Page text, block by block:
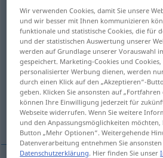
herb
Übersicht aller Übersetzungen
(Für mehr Details die Übersetzung
wrang, bitter, droog, sec,
stug, zuur
koel
Wir verwenden Cookies, damit Sie unsere
und wir besser mit Ihnen kommunizieren
funktionale und statistische Cookies, die für
und der statistischen Auswertung unserer
werden auf Grundlage unserer Vorauswahl
gespeichert. Marketing-Cookies und
personalisierter Werbung dienen, werden
durch einen Klick auf den „Akzeptieren“-
geben. Klicken Sie ansonsten auf
können Ihre Einwilligung jederzeit für
Webseite widerrufen. Wenn Sie weitere
und den Anpassungsmöglichkeiten möchten,
Button „Mehr Optionen“. Weitergehende
Datenverarbeitung entnehmen Sie
Datenschutzerklärung. Hier finden Sie unser